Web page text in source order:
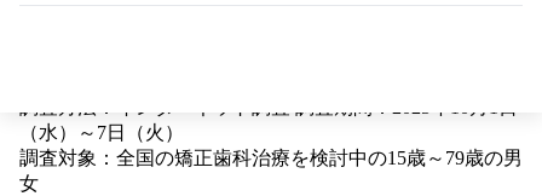
（記事作成 2026年2月3日）取材・文：冨部志保子（編
調査方法：インターネット調査 調査期間：2025年10月1日
（水）～7日（火）
調査対象：全国の矯正歯科治療を検討中の15歳～79歳の男
女